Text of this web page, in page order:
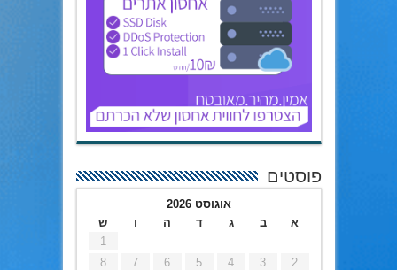
פוסטים
אוגוסט 2026
א
ב ג ד ה ו
ש
1
2
3
4
5
6
7
8